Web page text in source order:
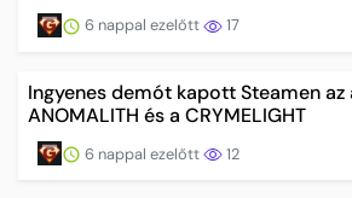
6 nappal ezelőtt 17
Ingyenes demót kapott Steamen
ANOMALITH és a CRYMELIGHT
6 nappal ezelőtt 12